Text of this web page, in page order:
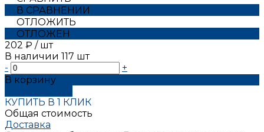
В СРАВНЕНИИ
ОТЛОЖИТЬ
ОТЛОЖЕН
202 ₽ / шт
В наличии 117 шт
-
+
В корзину
КУПИТЬ В 1 КЛИК
Общая стоимость
Доставка